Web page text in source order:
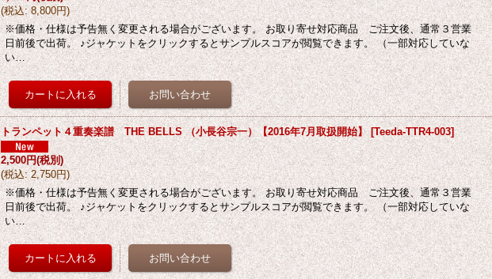
(税込: 8,800円)
※価格・仕様は予告無く変更される場合がございます。 お取り寄せ対応商品 ご注文後、通常３営業
日前後で出荷。 ♪ジャケットをクリックするとサンプルスコアが閲覧できます。 （一部対応していな
い…
トランペット４重奏楽譜 THE BELLS （小長谷宗一）【2016年7月取扱開始】 [Teeda-TTR4-003]
2,500円(税別)
(税込: 2,750円)
※価格・仕様は予告無く変更される場合がございます。 お取り寄せ対応商品 ご注文後、通常３営業
日前後で出荷。 ♪ジャケットをクリックするとサンプルスコアが閲覧できます。 （一部対応していな
い…